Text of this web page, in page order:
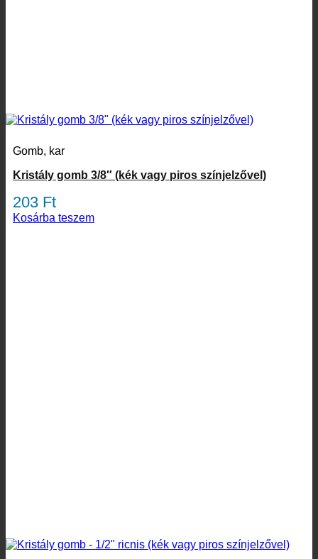
Gomb, kar
Kristály gomb 3/8″ (kék vagy piros színjelzővel)
203 Ft
Kosárba teszem